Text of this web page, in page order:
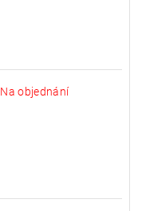
Na objednání